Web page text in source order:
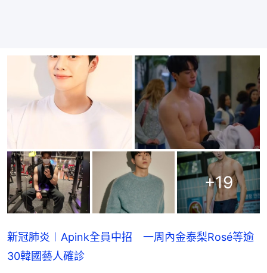
+19
新冠肺炎︱Apink全員中招 一周內金泰梨Rosé等逾
30韓國藝人確診